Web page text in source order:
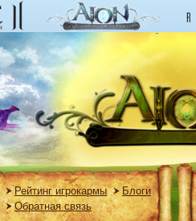
Рейтинг игрокармы
Блоги
Обратная связь